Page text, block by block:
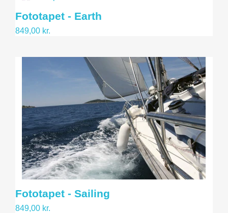
Fototapet - Earth
849,00 kr.
Fototapet - Sailing
849,00 kr.